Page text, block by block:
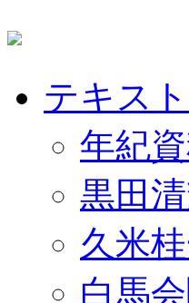
テキスト
年紀
黒田
久米
白馬